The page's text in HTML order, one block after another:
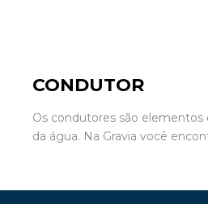
CONDUTOR
Os condutores são elementos
da água. Na Gravia você